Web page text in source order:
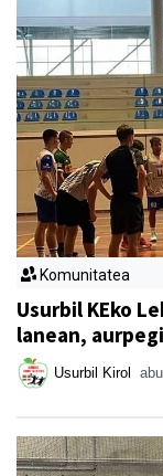
Komunitatea
Usurbil KEko
lanean,
Usurbil Kirol